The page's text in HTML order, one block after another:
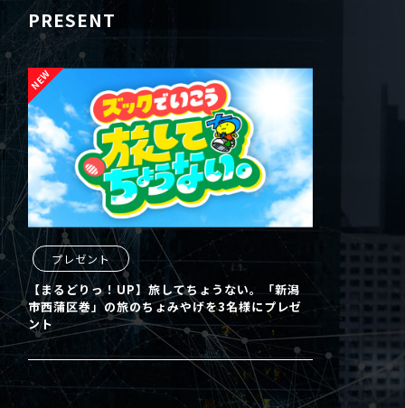
PRESENT
プレゼント
【まるどりっ！UP】旅してちょうない。「新潟
市西蒲区巻」の旅のちょみやげを3名様にプレゼ
ント